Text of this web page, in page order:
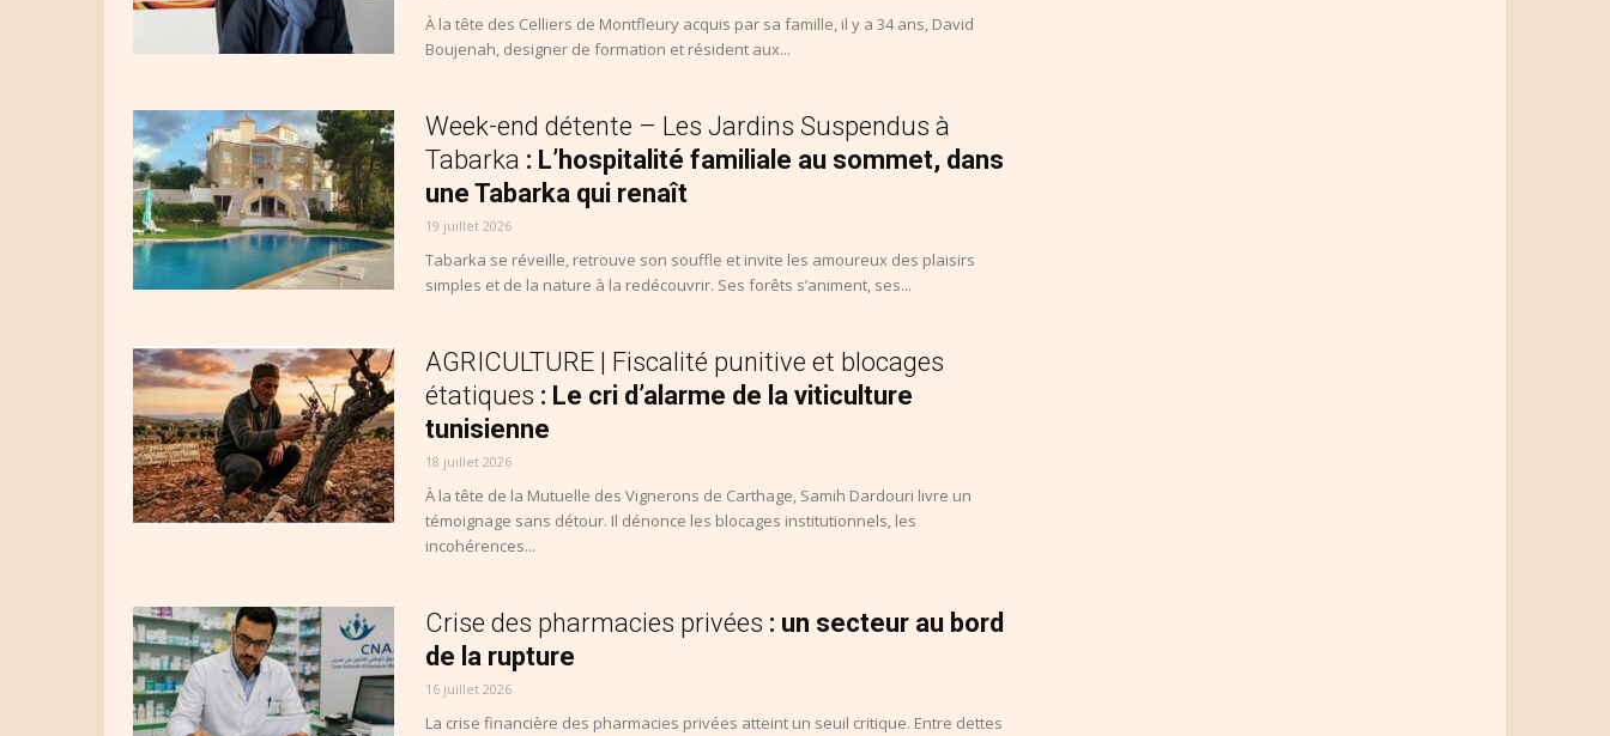
À la tête des Celliers de Montfleury acquis par sa famille, il y a 34 ans, David
Boujenah, designer de formation et résident aux...
Week-end détente – Les Jardins Suspendus à
Tabarka : L’hospitalité familiale au sommet, dans
une Tabarka qui renaît
19 juillet 2026
Tabarka se réveille, retrouve son souffle et invite les amoureux des plaisirs
simples et de la nature à la redécouvrir. Ses forêts s’animent, ses...
AGRICULTURE | Fiscalité punitive et blocages
étatiques : Le cri d’alarme de la viticulture
tunisienne
18 juillet 2026
À la tête de la Mutuelle des Vignerons de Carthage, Samih Dardouri livre un
témoignage sans détour. Il dénonce les blocages institutionnels, les
incohérences...
Crise des pharmacies privées : un secteur au bord
de la rupture
16 juillet 2026
La crise financière des pharmacies privées atteint un seuil critique. Entre dettes